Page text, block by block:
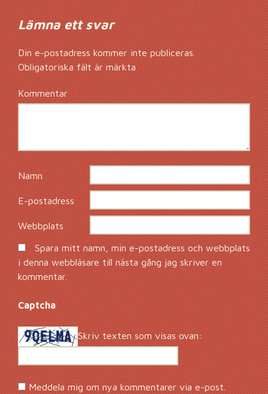
Lämna ett svar
Din e-postadress kommer inte publiceras.
Obligatoriska fält är märkta *
Kommentar*
Namn*
E-postadress *
Webbplats
Spara mitt namn, min e-postadress och webbplats
i denna webbläsare till nästa gång jag skriver en
kommentar.
Captcha *
Skriv texten som visas ovan:
Meddela mig om nya kommentarer via e-post.